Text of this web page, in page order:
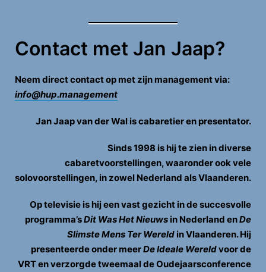
Contact met Jan Jaap?
Neem direct contact op met zijn management via:
info@hup.management
Jan Jaap van der Wal is cabaretier en presentator.
Sinds 1998 is hij te zien in diverse
cabaretvoorstellingen, waaronder ook vele
solovoorstellingen, in zowel Nederland als Vlaanderen.
Op televisie is hij een vast gezicht in de succesvolle
programma’sDit Was Het Nieuws in Nederland enDe
Slimste Mens Ter Wereld in Vlaanderen. Hij
presenteerde onder meerDe Ideale Wereldvoor de
VRT en verzorgde tweemaal de Oudejaarsconference